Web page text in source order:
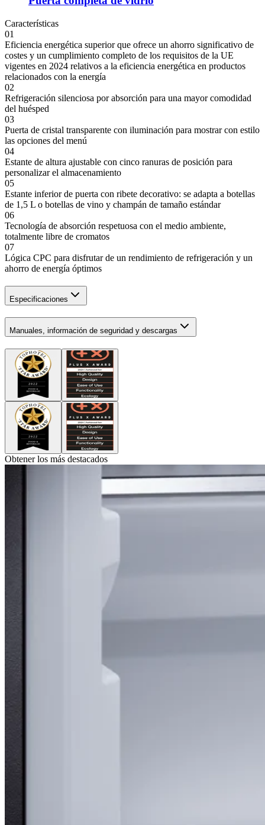
Características
01
Eficiencia energética superior que ofrece un ahorro significativo de
costes y un cumplimiento completo de los requisitos de la UE
vigentes en 2024 relativos a la eficiencia energética en productos
relacionados con la energía
02
Refrigeración silenciosa por absorción para una mayor comodidad
del huésped
03
Puerta de cristal transparente con iluminación para mostrar con estilo
las opciones del menú
04
Estante de altura ajustable con cinco ranuras de posición para
personalizar el almacenamiento
05
Estante inferior de puerta con ribete decorativo: se adapta a botellas
de 1,5 L o botellas de vino y champán de tamaño estándar
06
Tecnología de absorción respetuosa con el medio ambiente,
totalmente libre de cromatos
07
Lógica CPC para disfrutar de un rendimiento de refrigeración y un
ahorro de energía óptimos
Especificaciones
Manuales, información de seguridad y descargas
Obtener los más destacados